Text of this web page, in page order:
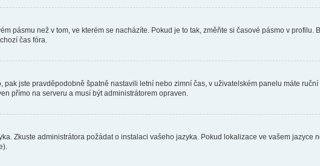
pásmu než v tom, ve kterém se nacházíte. Pokud je to tak, změňte si časové pásmo v profilu.
čas fóra.
jste pravděpodobně špatně nastavili letní nebo zimní čas, v uživatelském panelu máte
přímo na serveru a musí být administrátorem opraven.
Zkuste administrátora požádat o instalaci vašeho jazyka. Pokud lokalizace ve vašem jazyce